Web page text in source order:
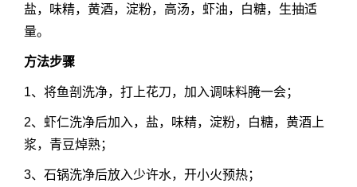
盐，味精，黄酒，淀粉，高汤，虾油，白糖，生抽适
量。
方法步骤
1、将鱼剖洗净，打上花刀，加入调味料腌一会；
2、虾仁洗净后加入，盐，味精，淀粉，白糖，黄酒上
浆，青豆焯熟；
3、石锅洗净后放入少许水，开小火预热；